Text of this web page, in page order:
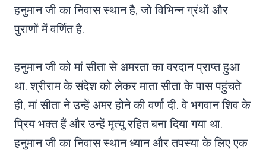
हनुमान जी का निवास स्थान है, जो विभिन्न ग्रंथों और
पुराणों में वर्णित है.
हनुमान जी को मां सीता से अमरता का वरदान प्राप्त हुआ
था. श्रीराम के संदेश को लेकर माता सीता के पास पहुंचते
ही, मां सीता ने उन्हें अमर होने की वर्णा दी. वे भगवान शिव के
प्रिय भक्त हैं और उन्हें मृत्यु रहित बना दिया गया था.
हनुमान जी का निवास स्थान ध्यान और तपस्या के लिए एक